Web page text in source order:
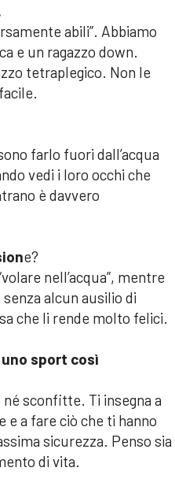
abili”. Abbiamo
e un ragazzo down.
tetraplegico. Non le
farlo fuori dall’acqua
vedi i loro occhi che
è davvero
e?
nell’acqua”, mentre
alcun ausilio di
che li rende molto felici.
sport così
sconfitte. Ti insegna a
e a fare ciò che ti hanno
sicurezza. Penso sia
di vita.